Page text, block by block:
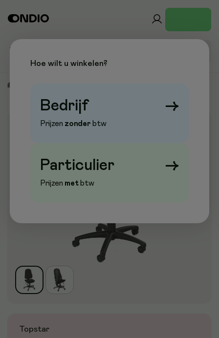
Aanbieding
Topstar
Hoe wilt u winkelen?
Bedrijf →
Prijzen zonder btw
Particulier →
Prijzen metbtw